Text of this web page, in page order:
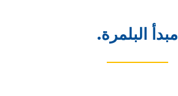
مبدأ البلمرة.